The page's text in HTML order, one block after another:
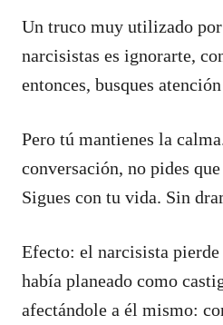
Un truco muy utilizado por
narcisistas es ignorarte,
entonces, busques
Pero tú mantienes la
conversación, no pides
Sigues con tu vida. Sin
Efecto: el narcisista pierde
había planeado como
afectándole a él mismo: